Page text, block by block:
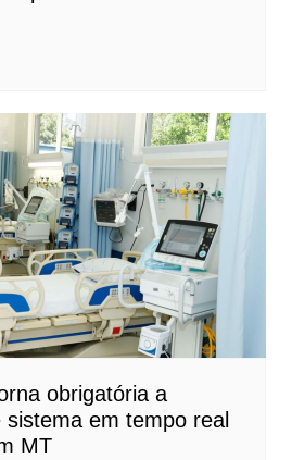
obrigatória a
em tempo real
MT